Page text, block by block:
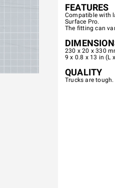
FEATURES
Compatible with
Surface Pro.
The fitting can
230 x 20 x 330
9 x 0.8 x 13 in (L
QUALITY
Trucks are